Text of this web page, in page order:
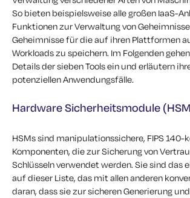
So bieten beispielsweise alle großen IaaS-
Funktionen zur Verwaltung von
Geheimnisse für die auf ihren Plattformen
Workloads zu speichern. Im Folgenden
Details der sieben Tools ein und erläutern
potenziellen Anwendungsfälle.
Hardware Sicherheitsmodule
HSMs sind manipulationssichere, FIPS 140-
Komponenten, die zur Sicherung von
Schlüsseln verwendet werden. Sie sind das
auf dieser Liste, das mit allen anderen
daran, dass sie zur sicheren Generierung